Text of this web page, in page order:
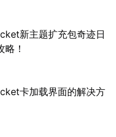
新主题扩充包奇迹日
！
卡加载界面的解决方